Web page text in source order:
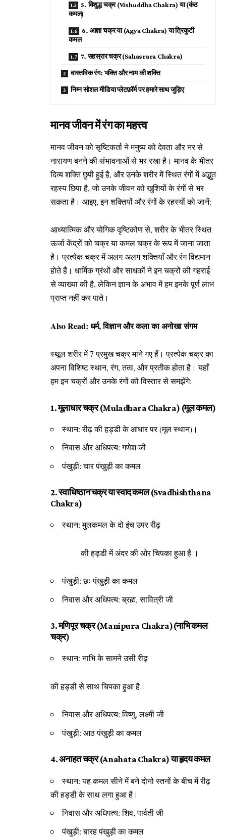
5. विशुद्ध चक्र (Vishuddha Chakra) या (कंठ
कमल)
6. आज्ञा चक्र या (Agya Chakra) या त्रिकुटी
कमल
7. सहस्रार चक्र (Sahasrara Chakra)
वास्तविक रंग: भक्ति और नाम की शक्ति
निम्न सोशल मीडिया प्लेटफ़ॉर्म पर हमारे साथ जुड़िए
मानव जीवन में रंग का महत्त्व
मानव जीवन को सृष्टिकर्ता ने मनुष्य को देवता और नर से
नारायण बनने की संभावनाओं से भर रखा है। मानव के भीतर
दिव्य शक्ति छुपी हुई है, और उनके शरीर में स्थित रंगों में अद्भुत
रहस्य छिपा है, जो उनके जीवन को खुशियों के रंगों से भर
सकता है। आइए, इन शक्तियों और रंगों के रहस्यों को जानें:
आध्यात्मिक और योगिक दृष्टिकोण से, शरीर के भीतर स्थित
ऊर्जा केंद्रों को चक्र या कमल चक्र के रूप में जाना जाता
है। प्रत्येक चक्र में अलग-अलग शक्तियाँ और रंग विद्यमान
होते हैं। धार्मिक ग्रंथों और साधकों ने इन चक्रों की गहराई
से व्याख्या की है, लेकिन ज्ञान के अभाव में हम इनके पूर्ण लाभ
प्राप्त नहीं कर पाते।
Also Read: धर्म, विज्ञान और कला का अनोखा संगम
स्थूल शरीर में 7 प्रमुख चक्र माने गए हैं। प्रत्येक चक्र का
अपना विशिष्ट स्थान, रंग, तत्व, और प्रतीक होता है। यहाँ
हम इन चक्रों और उनके रंगों को विस्तार से समझेंगे:
1. मूलाधार चक्र (Muladhara Chakra) (मूल कमल)
स्थान: रीढ़ की हड्डी के आधार पर (मूल स्थान)।
निवास और अधिपत्य: गणेश जी
पंखुड़ी: चार पंखुड़ी का कमल
2. स्वाधिष्ठान चक्र या स्वाद कमल (Svadhishthana
Chakra)
स्थान: मुलकमल के दो इंच उपर रीढ़
की हड्डी में अंदर की ओर चिपका हुआ है ।
पंखुड़ी: छः पंखुड़ी का कमल
निवास और अधिपत्य: ब्रह्म, सावित्री जी
3. मणिपूर चक्र (Manipura Chakra)(नाभि कमल
चक्र)
स्थान: नाभि के सामने उसी रीढ़
की हड्डी से साथ चिपका हुआ है।
निवास और अधिपत्य: विष्णु, लक्ष्मी जी
पंखुड़ी: आठ पंखुड़ी का कमल
4. अनाहत चक्र (Anahata Chakra) या हृदय कमल
स्थान: यह कमल सीने में बने दोनो स्तनों के बीच में रीढ़
की हड्डी के साथ लगा हुआ है।
निवास और अधिपत्य: शिव, पार्वती जी
पंखुड़ी: बारह पंखुड़ी का कमल